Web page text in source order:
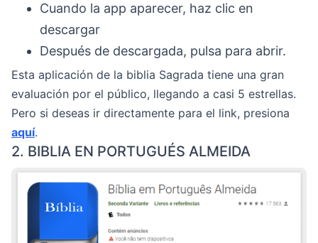
Cuando la app aparecer, haz clic en
descargar
Después de descargada, pulsa para abrir.
Esta aplicación de la biblia Sagrada tiene una gran
evaluación por el público, llegando a casi 5 estrellas.
Pero si deseas ir directamente para el link, presiona
aquí.
2. BIBLIA EN PORTUGUÉS ALMEIDA